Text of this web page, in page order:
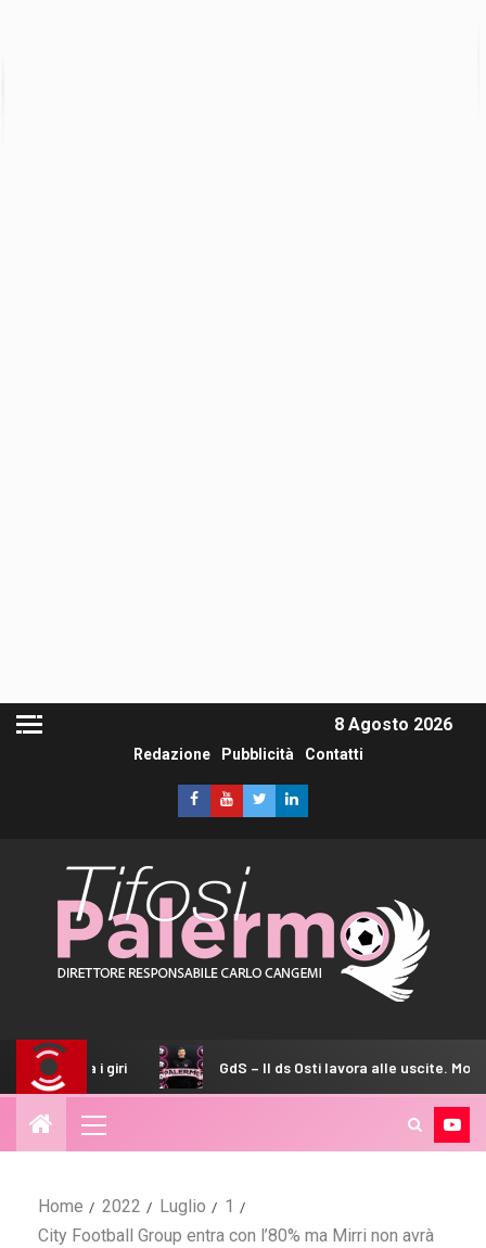
8 Agosto 2026
Redazione Pubblicità Contatti
GdS – Il ds Osti lavora alle uscite. Monitorato Almena
Home 2022 Luglio
1
City Football Group entra con l’80% ma Mirri non avrà